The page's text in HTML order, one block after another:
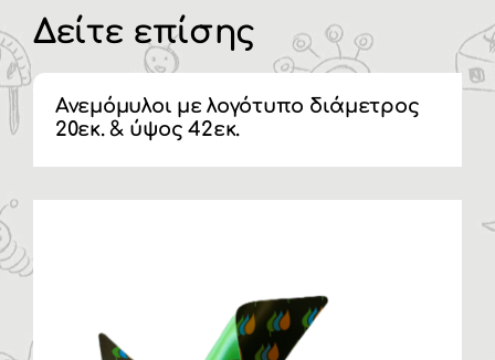
Δείτε επίσης
Ανεμόμυλοι με λογότυπο διάμετρος
20εκ. & ύψος 42εκ.